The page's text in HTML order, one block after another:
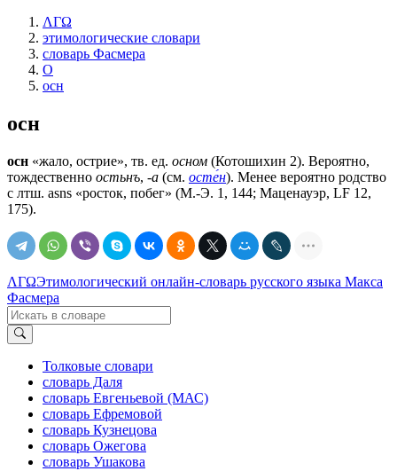
ΛΓΩ
этимологические словари
словарь Фасмера
О
осн
осн
осн «жало, острие», тв. ед. осном (Котошихин 2). Вероятно,
тождественно остьнъ, -а (см. осте́н). Менее вероятно родство
с лтш. asns «росток, побег» (М.-Э. 1, 144; Маценауэр, LF 12,
175).
ΛΓΩЭтимологический онлайн-словарь русского языка Макса
Фасмера
Толковые словари
словарь Даля
словарь Евгеньевой (МАС)
словарь Ефремовой
словарь Кузнецова
словарь Ожегова
словарь Ушакова